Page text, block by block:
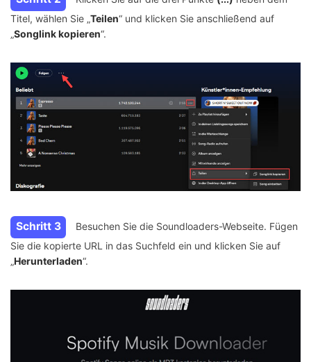
Titel, wählen Sie „Teilen“ und klicken Sie anschließend auf
„Songlink kopieren“.
Schritt 3
Besuchen Sie die Soundloaders-Webseite. Fügen
Sie die kopierte URL in das Suchfeld ein und klicken Sie auf
„Herunterladen“.